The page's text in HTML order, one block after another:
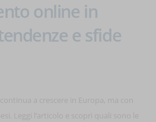
online in
e sfide